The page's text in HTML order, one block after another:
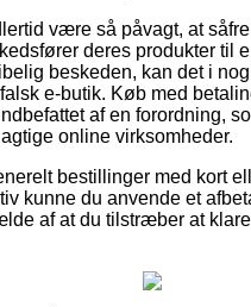
være så påvagt, at
deres produkter til
beskeden, kan det i
e-butik. Køb med
af en forordning,
online virksomheder.
bestillinger med kort
kunne du anvende et
af at du tilstræber at